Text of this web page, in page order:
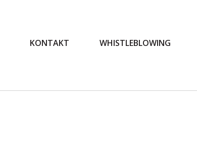
KONTAKT WHISTLEBLOWING